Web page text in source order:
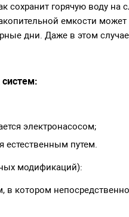
сохранит горячую воду
емкости
дни. Даже в этом
электронасосом;
естественным путем.
модификаций):
в котором